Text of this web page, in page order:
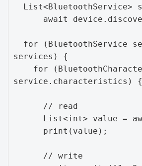
services) {
service.characteristics) {